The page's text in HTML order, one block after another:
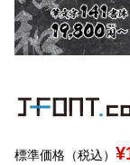
お問い合わせ
セット or 単体
文字種類
標準価格（税込）